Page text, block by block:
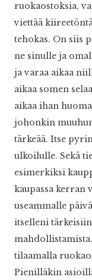
ruokaostoksia,
viettää
tehokas. On siis
ne sinulle ja
ja varaa aikaa
aikaa somen
aikaa ihan
johonkin
tärkeää. Itse
ulkoilulle. Sekä
esimerkiksi
kaupassa kerran
useammalle
itselleni
tilaamalla
Pienilläkin